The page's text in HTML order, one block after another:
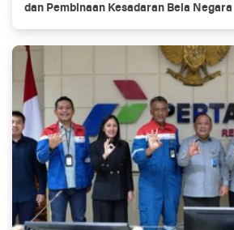
dan Pembinaan Kesadaran Bela Negara